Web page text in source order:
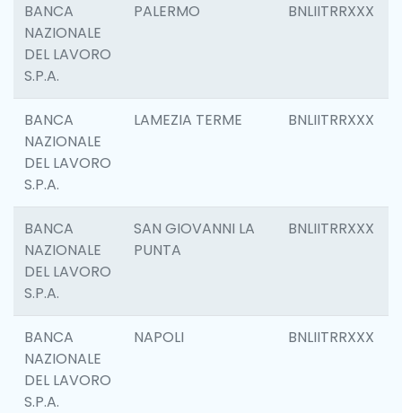
BANCA
NAZIONALE
DEL LAVORO
S.P.A.
PALERMO BNLIITRRXXX
BANCA
NAZIONALE
DEL LAVORO
S.P.A.
LAMEZIA TERME BNLIITRRXXX
BANCA
NAZIONALE
DEL LAVORO
S.P.A.
SAN GIOVANNI LA
PUNTA
BNLIITRRXXX
BANCA
NAZIONALE
DEL LAVORO
S.P.A.
NAPOLI BNLIITRRXXX